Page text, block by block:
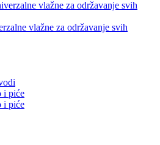
vlažne za održavanje svih
i piće
i piće